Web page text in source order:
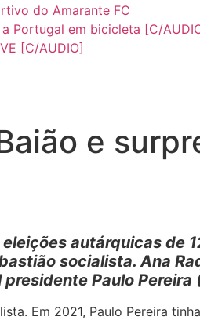
do Amarante FC
Portugal em bicicleta [C/
[C/AUDIO]
e
autárquicas de
socialista. Ana
Paulo Pereira
Em 2021, Paulo Pereira